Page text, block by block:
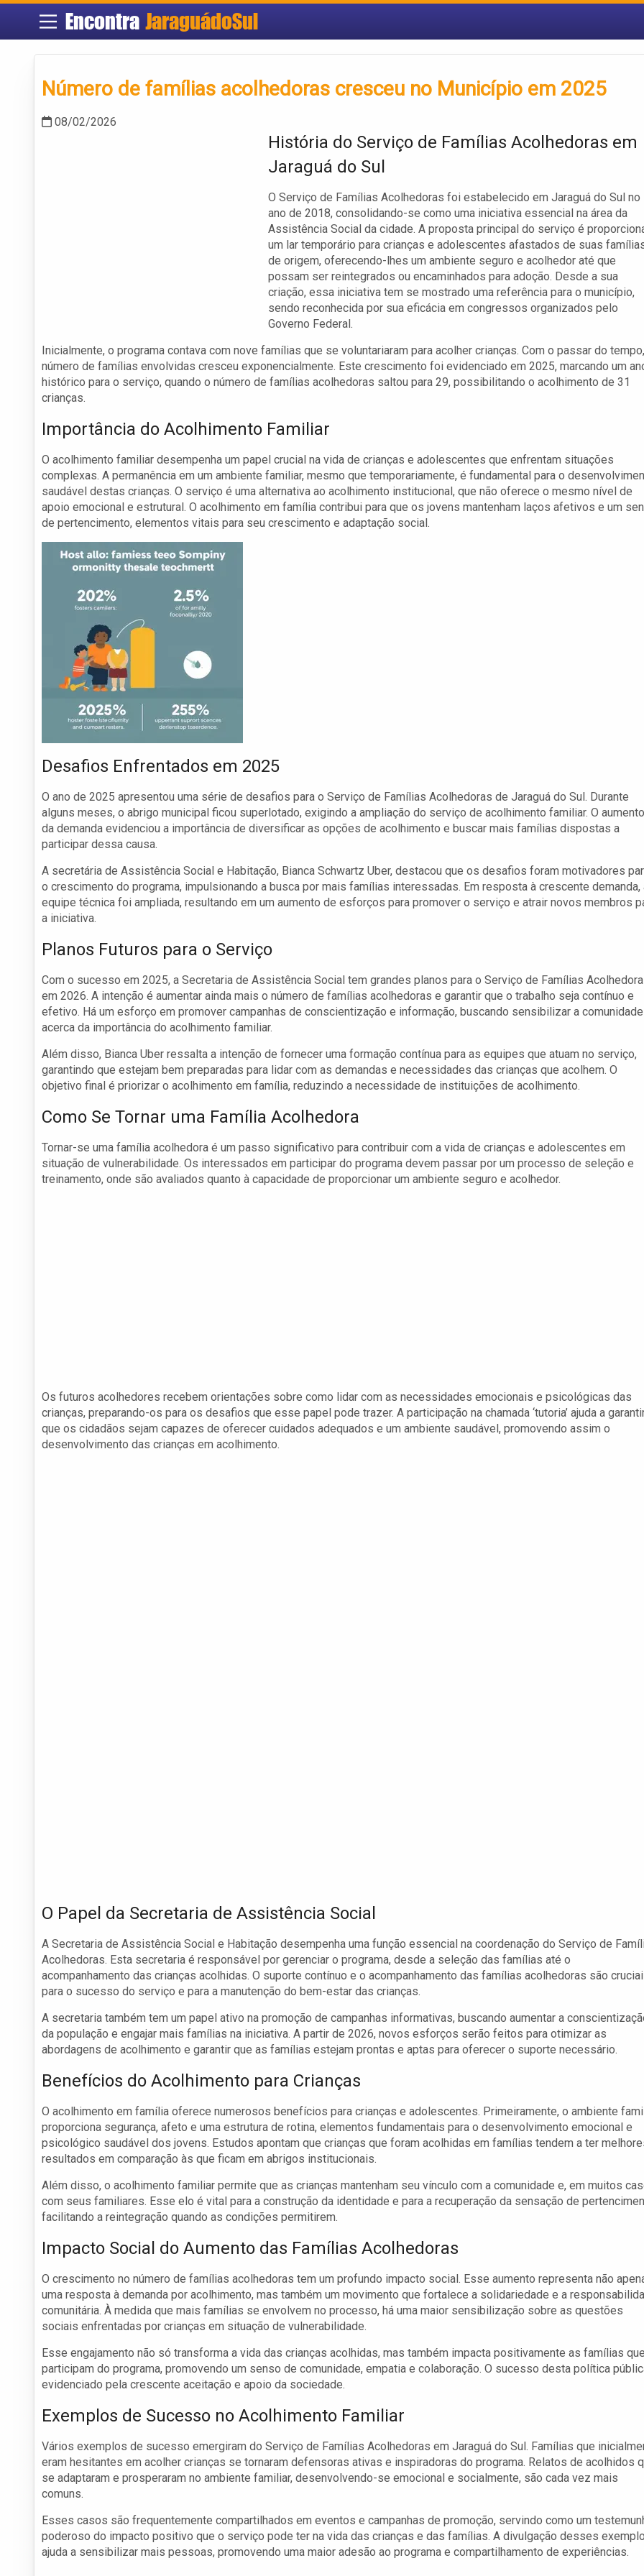
Encontra JaraguádoSul
Número de famílias acolhedoras cresceu no Município em 2025
08/02/2026
História do Serviço de Famílias Acolhedoras em
Jaraguá do Sul
O Serviço de Famílias Acolhedoras foi estabelecido em Jaraguá do Sul no
ano de 2018, consolidando-se como uma iniciativa essencial na área da
Assistência Social da cidade. A proposta principal do serviço é
um lar temporário para crianças e adolescentes afastados de suas
de origem, oferecendo-lhes um ambiente seguro e acolhedor até que
possam ser reintegrados ou encaminhados para adoção. Desde a sua
criação, essa iniciativa tem se mostrado uma referência para o município,
sendo reconhecida por sua eficácia em congressos organizados pelo
Governo Federal.
Inicialmente, o programa contava com nove famílias que se voluntariaram para acolher crianças. Com o passar do
número de famílias envolvidas cresceu exponencialmente. Este crescimento foi evidenciado em 2025, marcando um
histórico para o serviço, quando o número de famílias acolhedoras saltou para 29, possibilitando o acolhimento de 31
crianças.
Importância do Acolhimento Familiar
O acolhimento familiar desempenha um papel crucial na vida de crianças e adolescentes que enfrentam situações
complexas. A permanência em um ambiente familiar, mesmo que temporariamente, é fundamental para o
saudável destas crianças. O serviço é uma alternativa ao acolhimento institucional, que não oferece o mesmo nível de
apoio emocional e estrutural. O acolhimento em família contribui para que os jovens mantenham laços afetivos e um
de pertencimento, elementos vitais para seu crescimento e adaptação social.
Desafios Enfrentados em 2025
O ano de 2025 apresentou uma série de desafios para o Serviço de Famílias Acolhedoras de Jaraguá do Sul. Durante
alguns meses, o abrigo municipal ficou superlotado, exigindo a ampliação do serviço de acolhimento familiar. O aumento
da demanda evidenciou a importância de diversificar as opções de acolhimento e buscar mais famílias dispostas a
participar dessa causa.
A secretária de Assistência Social e Habitação, Bianca Schwartz Uber, destacou que os desafios foram motivadores
o crescimento do programa, impulsionando a busca por mais famílias interessadas. Em resposta à crescente demanda,
equipe técnica foi ampliada, resultando em um aumento de esforços para promover o serviço e atrair novos membros
a iniciativa.
Planos Futuros para o Serviço
Com o sucesso em 2025, a Secretaria de Assistência Social tem grandes planos para o Serviço de Famílias
em 2026. A intenção é aumentar ainda mais o número de famílias acolhedoras e garantir que o trabalho seja contínuo e
efetivo. Há um esforço em promover campanhas de conscientização e informação, buscando sensibilizar a comunidade
acerca da importância do acolhimento familiar.
Além disso, Bianca Uber ressalta a intenção de fornecer uma formação contínua para as equipes que atuam no serviço,
garantindo que estejam bem preparadas para lidar com as demandas e necessidades das crianças que acolhem. O
objetivo final é priorizar o acolhimento em família, reduzindo a necessidade de instituições de acolhimento.
Como Se Tornar uma Família Acolhedora
Tornar-se uma família acolhedora é um passo significativo para contribuir com a vida de crianças e adolescentes em
situação de vulnerabilidade. Os interessados em participar do programa devem passar por um processo de seleção e
treinamento, onde são avaliados quanto à capacidade de proporcionar um ambiente seguro e acolhedor.
Os futuros acolhedores recebem orientações sobre como lidar com as necessidades emocionais e psicológicas das
crianças, preparando-os para os desafios que esse papel pode trazer. A participação na chamada ‘tutoria’ ajuda a
que os cidadãos sejam capazes de oferecer cuidados adequados e um ambiente saudável, promovendo assim o
desenvolvimento das crianças em acolhimento.
O Papel da Secretaria de Assistência Social
A Secretaria de Assistência Social e Habitação desempenha uma função essencial na coordenação do Serviço de
Acolhedoras. Esta secretaria é responsável por gerenciar o programa, desde a seleção das famílias até o
acompanhamento das crianças acolhidas. O suporte contínuo e o acompanhamento das famílias acolhedoras são
para o sucesso do serviço e para a manutenção do bem-estar das crianças.
A secretaria também tem um papel ativo na promoção de campanhas informativas, buscando aumentar a
da população e engajar mais famílias na iniciativa. A partir de 2026, novos esforços serão feitos para otimizar as
abordagens de acolhimento e garantir que as famílias estejam prontas e aptas para oferecer o suporte necessário.
Benefícios do Acolhimento para Crianças
O acolhimento em família oferece numerosos benefícios para crianças e adolescentes. Primeiramente, o ambiente
proporciona segurança, afeto e uma estrutura de rotina, elementos fundamentais para o desenvolvimento emocional e
psicológico saudável dos jovens. Estudos apontam que crianças que foram acolhidas em famílias tendem a ter
resultados em comparação às que ficam em abrigos institucionais.
Além disso, o acolhimento familiar permite que as crianças mantenham seu vínculo com a comunidade e, em muitos
com seus familiares. Esse elo é vital para a construção da identidade e para a recuperação da sensação de
facilitando a reintegração quando as condições permitirem.
Impacto Social do Aumento das Famílias Acolhedoras
O crescimento no número de famílias acolhedoras tem um profundo impacto social. Esse aumento representa não
uma resposta à demanda por acolhimento, mas também um movimento que fortalece a solidariedade e a
comunitária. À medida que mais famílias se envolvem no processo, há uma maior sensibilização sobre as questões
sociais enfrentadas por crianças em situação de vulnerabilidade.
Esse engajamento não só transforma a vida das crianças acolhidas, mas também impacta positivamente as famílias
participam do programa, promovendo um senso de comunidade, empatia e colaboração. O sucesso desta política
evidenciado pela crescente aceitação e apoio da sociedade.
Exemplos de Sucesso no Acolhimento Familiar
Vários exemplos de sucesso emergiram do Serviço de Famílias Acolhedoras em Jaraguá do Sul. Famílias que
eram hesitantes em acolher crianças se tornaram defensoras ativas e inspiradoras do programa. Relatos de acolhidos
se adaptaram e prosperaram no ambiente familiar, desenvolvendo-se emocional e socialmente, são cada vez mais
comuns.
Esses casos são frequentemente compartilhados em eventos e campanhas de promoção, servindo como um
poderoso do impacto positivo que o serviço pode ter na vida das crianças e das famílias. A divulgação desses
ajuda a sensibilizar mais pessoas, promovendo uma maior adesão ao programa e compartilhamento de experiências.